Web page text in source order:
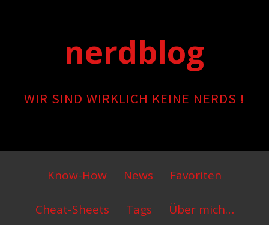
nerdblog
WIR SIND WIRKLICH KEINE NERDS !
Primary
Menu
Know-How News Favoriten
Cheat-Sheets Tags Über mich…